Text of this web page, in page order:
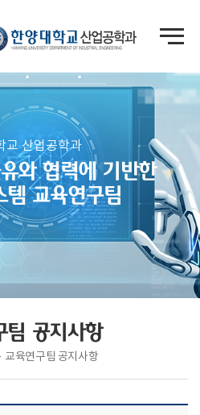
교 산업공학과
와 협력에 기반한
템 교육연구팀
팀 공지사항
교육연구팀 공지사항